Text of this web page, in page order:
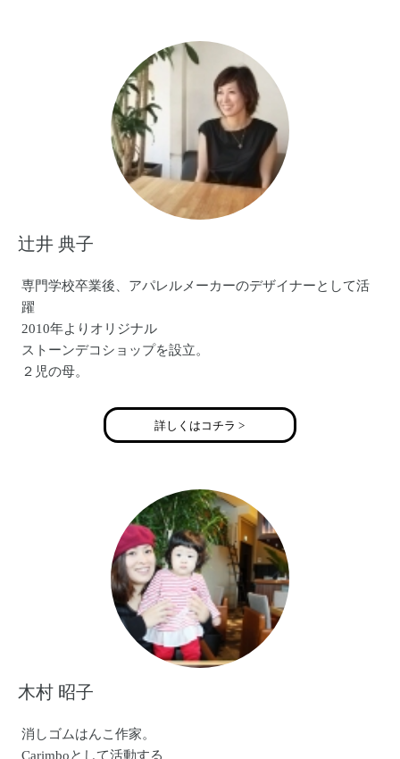
作品販売の他、親子が笑顔になれるワークショップを不定
期で開催しています。
オレンジのまちHPです♪
http://orange-nomachi.com
Facebookページもあります♪
いいね！で応援よろしくお願いします！
https://www.facebook.com/orangenomachi
辻井 典子
専門学校卒業後、アパレルメーカーのデザイナーとして活
躍
2010年よりオリジナル
ストーンデコショップを設立。
２児の母。
詳しくはコチラ >
木村 昭子
消しゴムはんこ作家。
Carimboとして活動する